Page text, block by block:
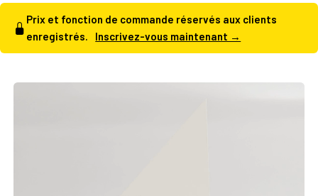
Prix et fonction de commande réservés aux clients
enregistrés.
Inscrivez-vous maintenant →